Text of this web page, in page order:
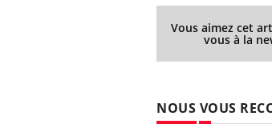
Vous aimez cet
vous à la
NOUS VOUS
Insuline & Charge
En 2026, l'insuline dans le
reste entourée d'idées reçues